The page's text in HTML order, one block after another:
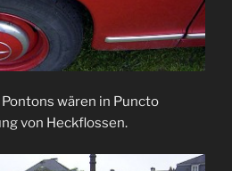
wären in Puncto
von Heckflossen.